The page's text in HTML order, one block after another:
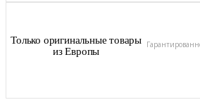
Только оригинальные товары
из Европы